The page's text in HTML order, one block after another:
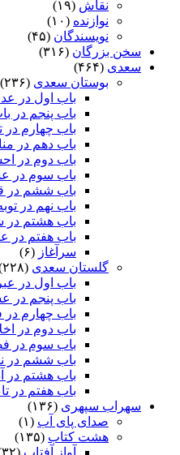
نقاش (۱۹)
نوازنده (۱۰)
نویسندگان (۴۵)
سخن بزرگان (۳۱۶)
سعدی (۴۶۴)
بوستان سعدی (۲۳۶)
باب اول در
باب پنجم در
باب چهارم در
باب دهم در
باب دوم در
باب سوم در
باب ششم در
باب نهم در
باب هشتم در
باب هفتم در
سرآغاز (۶)
گلستان سعدی (۲۲۸)
باب اول در
باب پنجم در
باب چهارم در
باب دوم در
باب سوم در
باب ششم در
باب هشتم در
باب هفتم در
سهراب سپهری (۱۳۶)
صدای پای آب (۱)
هشت کتاب (۱۳۵)
آواز آفتاب (۳۲)